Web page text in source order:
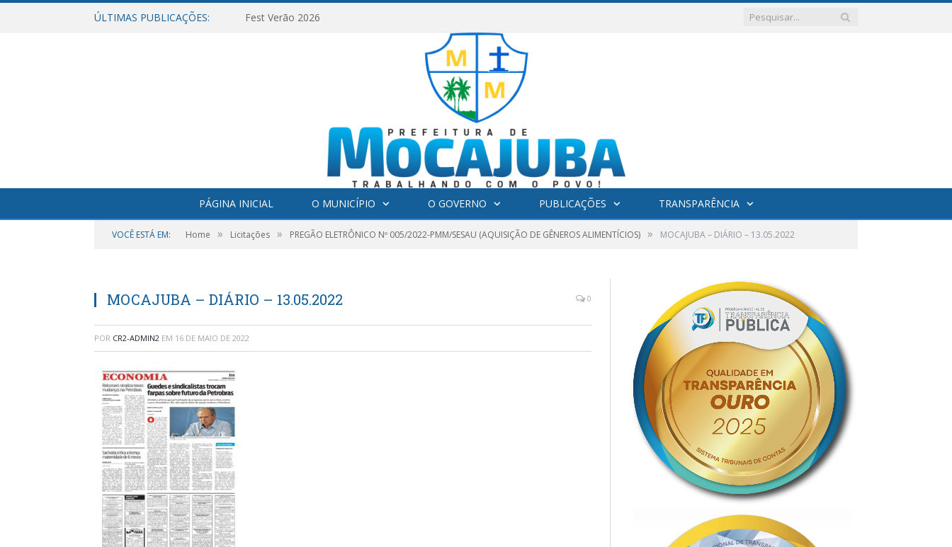
ÚLTIMAS PUBLICAÇÕES: Fest Verão 2026
PÁGINA INICIAL O MUNICÍPIO O GOVERNO PUBLICAÇÕES TRANSPARÊNCIA
VOCÊ ESTÁ EM: Home » Licitações » PREGÃO ELETRÔNICO Nº 005/2022-PMM/SESAU (AQUISIÇÃO DE GÊNEROS ALIMENTÍCIOS) » MOCAJUBA – DIÁRIO – 13.05.2022
MOCAJUBA – DIÁRIO – 13.05.2022 0
POR CR2-ADMIN2 EM 16 DE MAIO DE 2022